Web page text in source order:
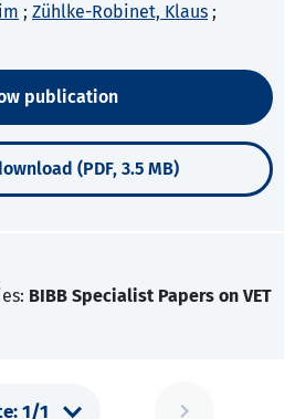
; Zühlke-Robinet, Klaus ;
publication
(PDF, 3.5 MB)
BIBB Specialist Papers on VET